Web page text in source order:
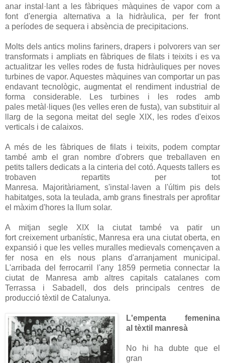
anar instal·lant a les fàbriques màquines de vapor com a
font d'energia alternativa a la hidràulica, per fer front
a períodes de sequera i absència de precipitacions.
Molts dels antics molins fariners, drapers i polvorers van ser
transformats i ampliats en fàbriques de filats i teixits i es va
actualitzar les velles rodes de fusta hidràuliques per noves
turbines de vapor. Aquestes màquines van comportar un pas
endavant tecnològic, augmentat el rendiment industrial de
forma considerable. Les turbines i les rodes amb
pales metàl·liques (les velles eren de fusta), van substituir al
llarg de la segona meitat del segle XIX, les rodes d'eixos
verticals i de calaixos.
A més de les fàbriques de filats i teixits, podem comptar
també amb el gran nombre d'obrers que treballaven en
petits tallers dedicats a la cinteria del cotó. Aquests tallers es
trobaven repartits per tot
Manresa. Majoritàriament, s'instal·laven a l'últim pis dels
habitatges, sota la teulada, amb grans finestrals per aprofitar
el màxim d'hores la llum solar.
A mitjan segle XIX la ciutat també va patir un
fort creixement urbanístic, Manresa era una ciutat oberta, en
expansió i que les velles muralles medievals començaven a
fer nosa en els nous plans d'arranjament municipal.
L'arribada del ferrocarril l'any 1859 permetia connectar la
ciutat de Manresa amb altres capitals catalanes com
Terrassa i Sabadell, dos dels principals centres de
producció tèxtil de Catalunya.
L'empenta femenina
al tèxtil manresà
No hi ha dubte que el
gran